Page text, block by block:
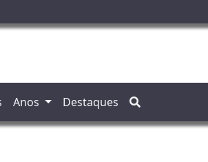
Anos Destaques